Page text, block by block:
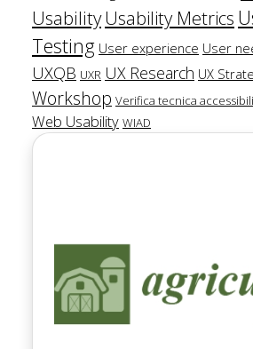
UsabilityUsability Metrics
Testing User experience User
UXQB UXR UX Research UX
Workshop Verifica tecnica
Web Usability WIAD